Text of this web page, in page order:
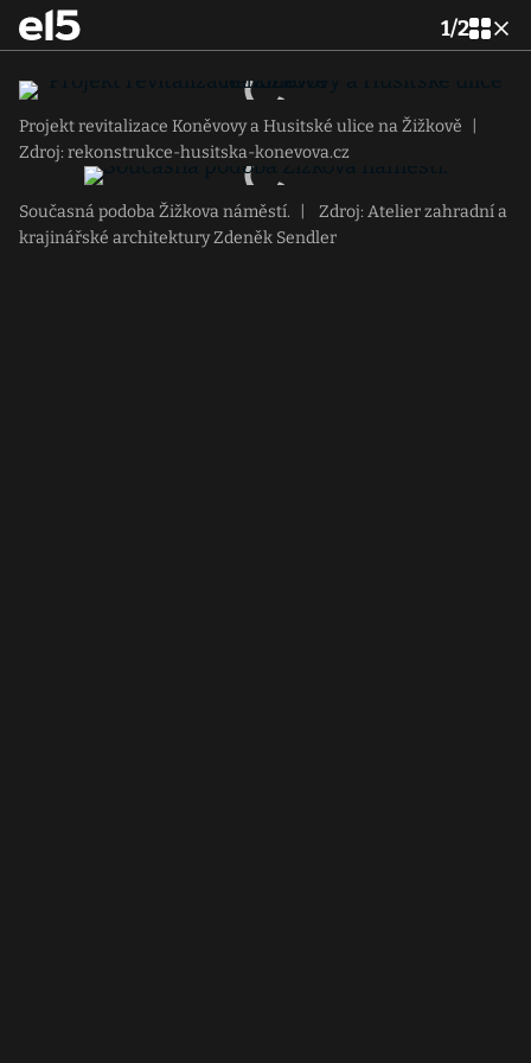
1/2
Projekt revitalizace Koněvovy a Husitské ulice na Žižkově
Zdroj: rekonstrukce-husitska-konevova.cz
Současná podoba Žižkova náměstí.
Zdroj: Atelier zahradní a
krajinářské architektury Zdeněk Sendler